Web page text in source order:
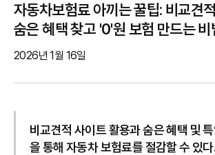
자동차보험료 아끼는 꿀팁: 비교견
숨은 혜택 찾고 '0'원 보험 만드는 비
2026년 1월 16일
비교견적 사이트 활용과 숨은 혜택 및
을 통해 자동차 보험료를 절감할 수 있